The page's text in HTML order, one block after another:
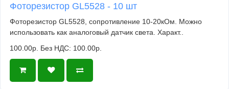
Фоторезистор GL5528 - 10 шт
Фоторезистор GL5528, сопротивление 10-20кОм. Можно
использовать как аналоговый датчик света. Характ..
100.00р. Без НДС: 100.00р.